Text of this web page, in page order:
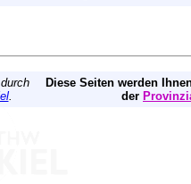
.
Diese Seiten werden
der